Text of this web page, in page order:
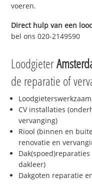
voeren.
Direct hulp van een
bel ons 020-2149590
Loodgieter
de reparatie of
CV installaties
vervanging)
Riool (binnen en
renovatie en
dakleer)
Dakgoten reparatie